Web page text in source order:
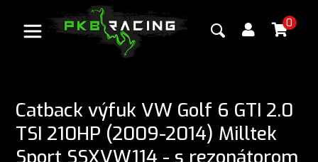
0
Catback výfuk VW Golf 6 GTI 2.0
TSI 210HP (2009-2014) Milltek